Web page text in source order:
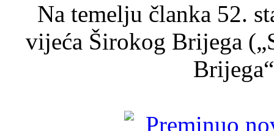
Na temelju članka 52.
vijeća Širokog Brijega